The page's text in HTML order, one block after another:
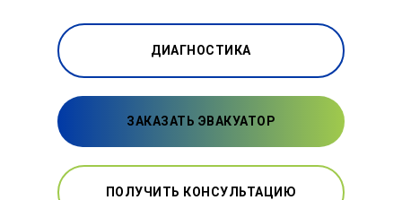
ДИАГНОСТИКА
ЗАКАЗАТЬ ЭВАКУАТОР
ПОЛУЧИТЬ КОНСУЛЬТАЦИЮ